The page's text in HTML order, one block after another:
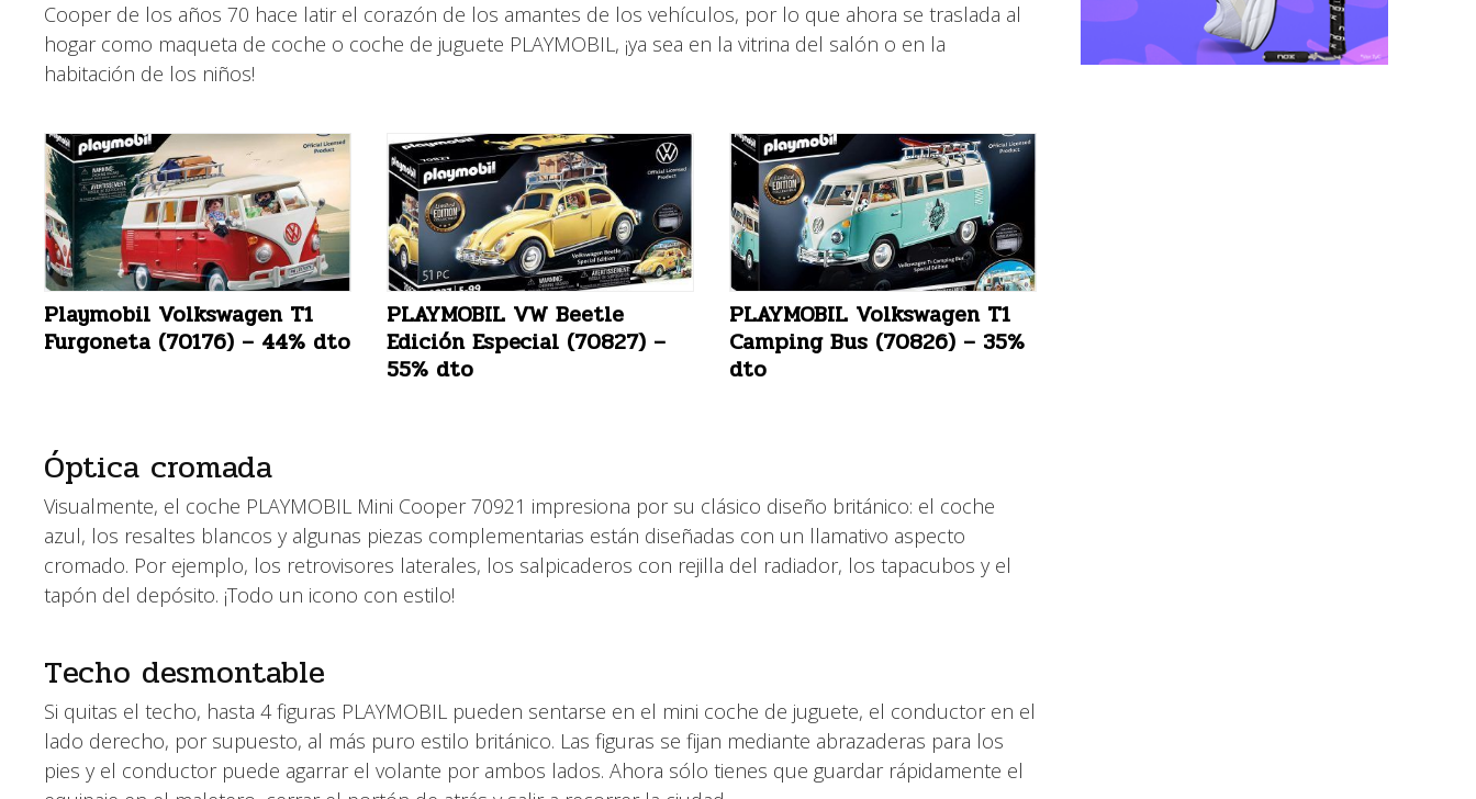
Cooper de los años 70 hace latir el corazón de los amantes de los vehículos, por lo que ahora se traslada al
hogar como maqueta de coche o coche de juguete PLAYMOBIL, ¡ya sea en la vitrina del salón o en la
habitación de los niños!
Playmobil Volkswagen T1
Furgoneta (70176) – 44% dto
PLAYMOBIL VW Beetle
Edición Especial (70827) –
55% dto
PLAYMOBIL Volkswagen T1
Camping Bus (70826) – 35%
dto
Óptica cromada
Visualmente, el coche PLAYMOBIL Mini Cooper 70921 impresiona por su clásico diseño británico: el coche
azul, los resaltes blancos y algunas piezas complementarias están diseñadas con un llamativo aspecto
cromado. Por ejemplo, los retrovisores laterales, los salpicaderos con rejilla del radiador, los tapacubos y el
tapón del depósito. ¡Todo un icono con estilo!
Techo desmontable
Si quitas el techo, hasta 4 figuras PLAYMOBIL pueden sentarse en el mini coche de juguete, el conductor en el
lado derecho, por supuesto, al más puro estilo británico. Las figuras se fijan mediante abrazaderas para los
pies y el conductor puede agarrar el volante por ambos lados. Ahora sólo tienes que guardar rápidamente el